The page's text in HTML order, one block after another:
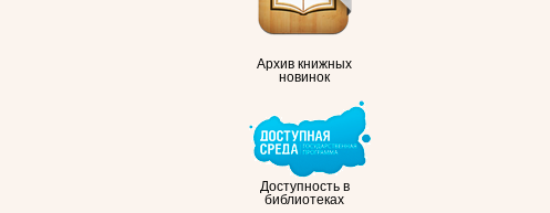
Архив книжных
новинок
Доступность в
библиотеках